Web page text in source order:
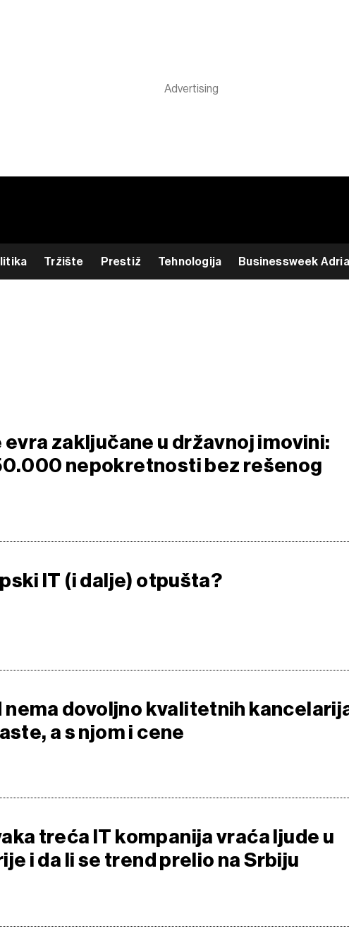
Tržište Prestiž Tehnologija Businessweek Adria
zaključane u državnoj imovini:
nepokretnosti bez rešenog
IT (i dalje) otpušta?
nema dovoljno kvalitetnih
a s njom i cene
treća IT kompanija vraća ljude u
i da li se trend prelio na Srbiju